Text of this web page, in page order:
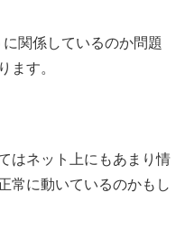
関係しているのか問題
ます。
はネット上にもあまり情
常に動いているのかもし